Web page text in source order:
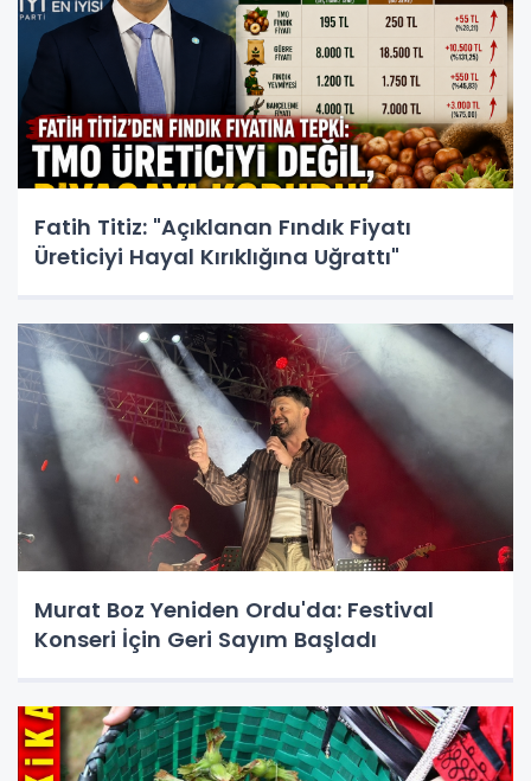
Fatih Titiz: "Açıklanan Fındık Fiyatı
Üreticiyi Hayal Kırıklığına Uğrattı"
Murat Boz Yeniden Ordu'da: Festival
Konseri İçin Geri Sayım Başladı